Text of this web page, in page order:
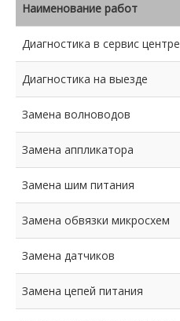
Наименование работ
Диагностика в сервис центре
Диагностика на выезде
Замена волноводов
Замена аппликатора
Замена шим питания
Замена обвязки микросхем
Замена датчиков
Замена цепей питания